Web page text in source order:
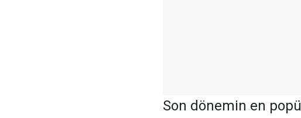
Son dönemin en